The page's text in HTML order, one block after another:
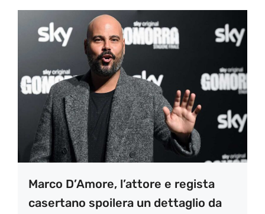
Marco D’Amore, l’attore e regista
casertano spoilera un dettaglio da